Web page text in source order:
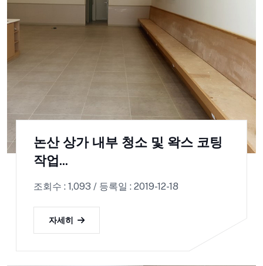
논산 상가 내부 청소 및 왁스 코팅
작업...
조회수 : 1,093 / 등록일 : 2019-12-18
자세히